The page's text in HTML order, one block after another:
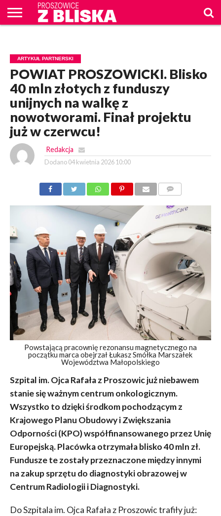
PROSZOWICE
Z BLISKA
ARTYKUŁ PARTNERSKI
POWIAT PROSZOWICKI. Blisko
40 mln złotych z funduszy
unijnych na walkę z
nowotworami. Finał projektu
już w czerwcu!
Redakcja
Dodano 04 kwietnia 2026 10:00
Powstającą pracownię rezonansu magnetycznego na
początku marca obejrzał Łukasz Smółka Marszałek
Województwa Małopolskiego
Szpital im. Ojca Rafała z Proszowic już niebawem
stanie się ważnym centrum onkologicznym.
Wszystko to dzięki środkom pochodzącym z
Krajowego Planu Obudowy i Zwiększania
Odporności (KPO) współfinansowanego przez Unię
Europejską. Placówka otrzymała blisko 40 mln zł.
Fundusze te zostały przeznaczone między innymi
na zakup sprzętu do diagnostyki obrazowej w
Centrum Radiologii i Diagnostyki.
Do Szpitala im. Ojca Rafała z Proszowic trafiły już: